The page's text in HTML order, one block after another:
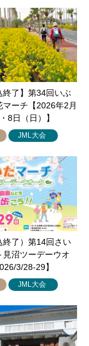
終了】第34回いぶ
マーチ【2026年2月
8日（日）】
JML大会
終了）第14回さい
見沼ツーデーウオ
3/28-29】
JML大会